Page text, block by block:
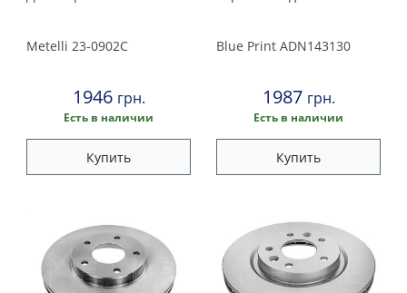
Metelli 23-0902C
1946 грн.
Есть в наличии
Купить
Blue Print ADN143130
1987 грн.
Есть в наличии
Купить